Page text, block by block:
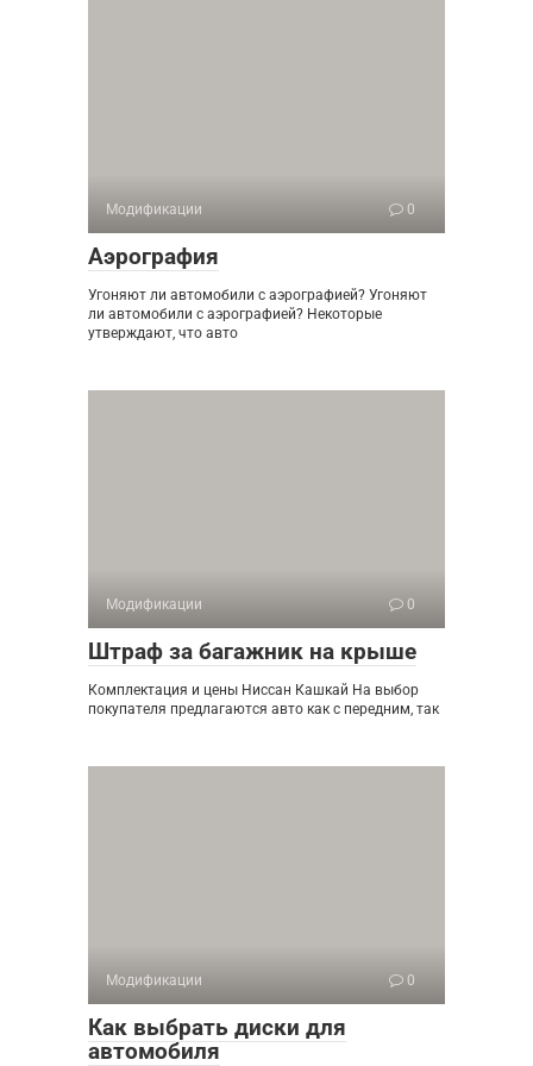
Модификации 0
Аэрография
Угоняют ли автомобили с аэрографией? Угоняют
ли автомобили с аэрографией? Некоторые
утверждают, что авто
Модификации 0
Штраф за багажник на крыше
Комплектация и цены Ниссан Кашкай На выбор
покупателя предлагаются авто как с передним, так
Модификации 0
Как выбрать диски для
автомобиля